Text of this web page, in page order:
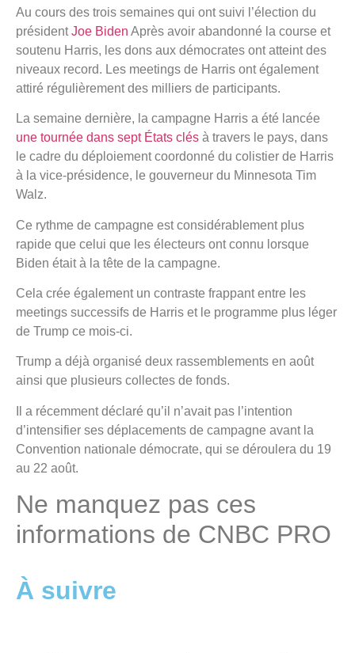
Au cours des trois semaines qui ont suivi l’élection du
présidentJoe Biden Après avoir abandonné la course et
soutenu Harris, les dons aux démocrates ont atteint des
niveaux record. Les meetings de Harris ont également
attiré régulièrement des milliers de participants.
La semaine dernière, la campagne Harris a été lancée
une tournée dans sept États clés à travers le pays, dans
le cadre du déploiement coordonné du colistier de Harris
à la vice-présidence, le gouverneur du Minnesota Tim
Walz.
Ce rythme de campagne est considérablement plus
rapide que celui que les électeurs ont connu lorsque
Biden était à la tête de la campagne.
Cela crée également un contraste frappant entre les
meetings successifs de Harris et le programme plus léger
de Trump ce mois-ci.
Trump a déjà organisé deux rassemblements en août
ainsi que plusieurs collectes de fonds.
Il a récemment déclaré qu’il n’avait pas l’intention
d’intensifier ses déplacements de campagne avant la
Convention nationale démocrate, qui se déroulera du 19
au 22 août.
Ne manquez pas ces
informations de CNBC PRO
À suivre